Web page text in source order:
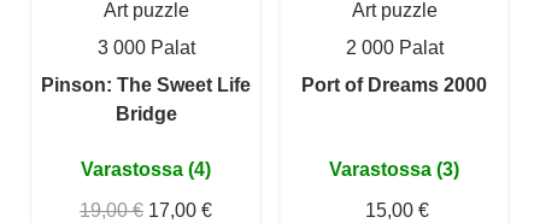
Art puzzle
3 000 Palat
Pinson: The Sweet Life
Bridge
Varastossa (4)
19,00 € 17,00 €
Art puzzle
2 000 Palat
Port of Dreams 2000
Varastossa (3)
15,00 €